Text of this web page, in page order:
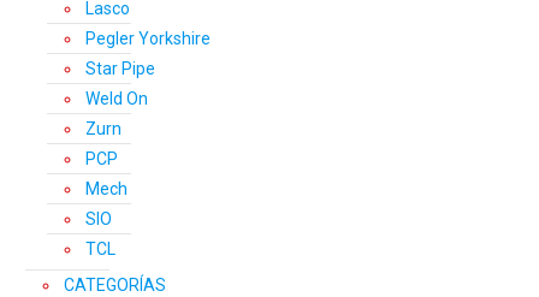
Lasco
Pegler Yorkshire
Star Pipe
Weld On
Zurn
PCP
Mech
SIO
TCL
CATEGORÍAS